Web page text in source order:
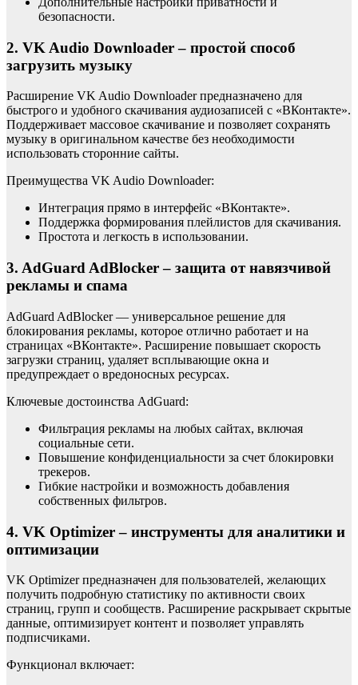
безопасности.
2. VK Audio Downloader – простой способ
загрузить музыку
Расширение VK Audio Downloader предназначено для
быстрого и удобного скачивания аудиозаписей с «ВКонтакте».
Поддерживает массовое скачивание и позволяет сохранять
музыку в оригинальном качестве без необходимости
использовать сторонние сайты.
Преимущества VK Audio Downloader:
Интеграция прямо в интерфейс «ВКонтакте».
Поддержка формирования плейлистов для скачивания.
Простота и легкость в использовании.
3. AdGuard AdBlocker – защита от навязчивой
рекламы и спама
AdGuard AdBlocker — универсальное решение для
блокирования рекламы, которое отлично работает и на
страницах «ВКонтакте». Расширение повышает скорость
загрузки страниц, удаляет всплывающие окна и
предупреждает о вредоносных ресурсах.
Ключевые достоинства AdGuard:
Фильтрация рекламы на любых сайтах, включая
социальные сети.
Повышение конфиденциальности за счет блокировки
трекеров.
Гибкие настройки и возможность добавления
собственных фильтров.
4. VK Optimizer – инструменты для аналитики и
оптимизации
VK Optimizer предназначен для пользователей, желающих
получить подробную статистику по активности своих
страниц, групп и сообществ. Расширение раскрывает скрытые
данные, оптимизирует контент и позволяет управлять
подписчиками.
Функционал включает: